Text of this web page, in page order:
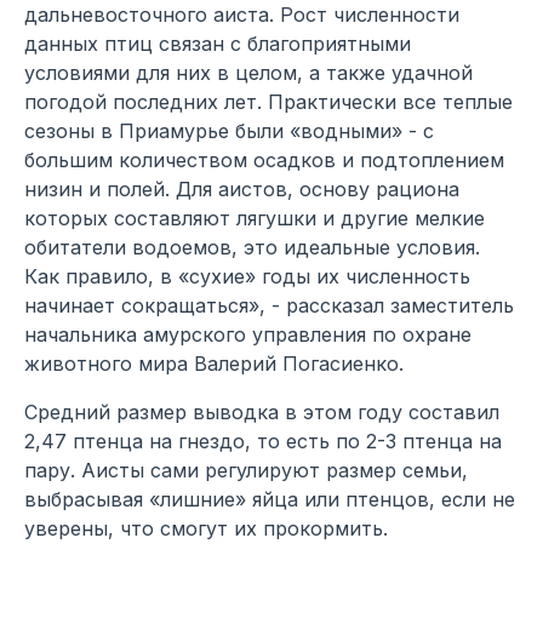
дальневосточного аиста. Рост численности
данных птиц связан с благоприятными
условиями для них в целом, а также удачной
погодой последних лет. Практически все теплые
сезоны в Приамурье были «водными» - с
большим количеством осадков и подтоплением
низин и полей. Для аистов, основу рациона
которых составляют лягушки и другие мелкие
обитатели водоемов, это идеальные условия.
Как правило, в «сухие» годы их численность
начинает сокращаться», - рассказал заместитель
начальника амурского управления по охране
животного мира Валерий Погасиенко.
Средний размер выводка в этом году составил
2,47 птенца на гнездо, то есть по 2-3 птенца на
пару. Аисты сами регулируют размер семьи,
выбрасывая «лишние» яйца или птенцов, если не
уверены, что смогут их прокормить.